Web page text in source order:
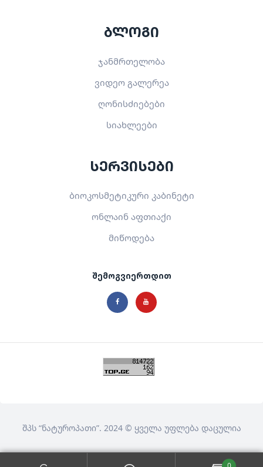
ბლოგი
ჯანმრთელობა
ვიდეო გალერეა
ღონისძიებები
სიახლეები
სერვისები
ბიოკოსმეტიკური კაბინეტი
ონლაინ აფთიაქი
მიწოდება
შემოგვიერთდით
შპს “ნატუროპათი”. 2024 © ყველა უფლება დაცულია